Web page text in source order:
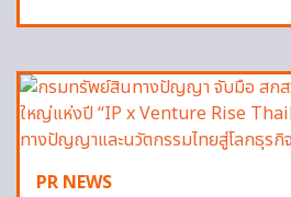
PR NEWS